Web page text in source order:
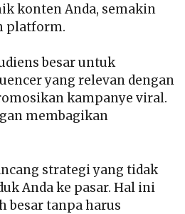
konten Anda, semakin
platform.
besar untuk
yang relevan dengan
kampanye viral.
membagikan
strategi yang tidak
Anda ke pasar. Hal ini
besar tanpa harus